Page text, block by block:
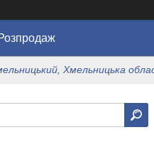
Хмельницька